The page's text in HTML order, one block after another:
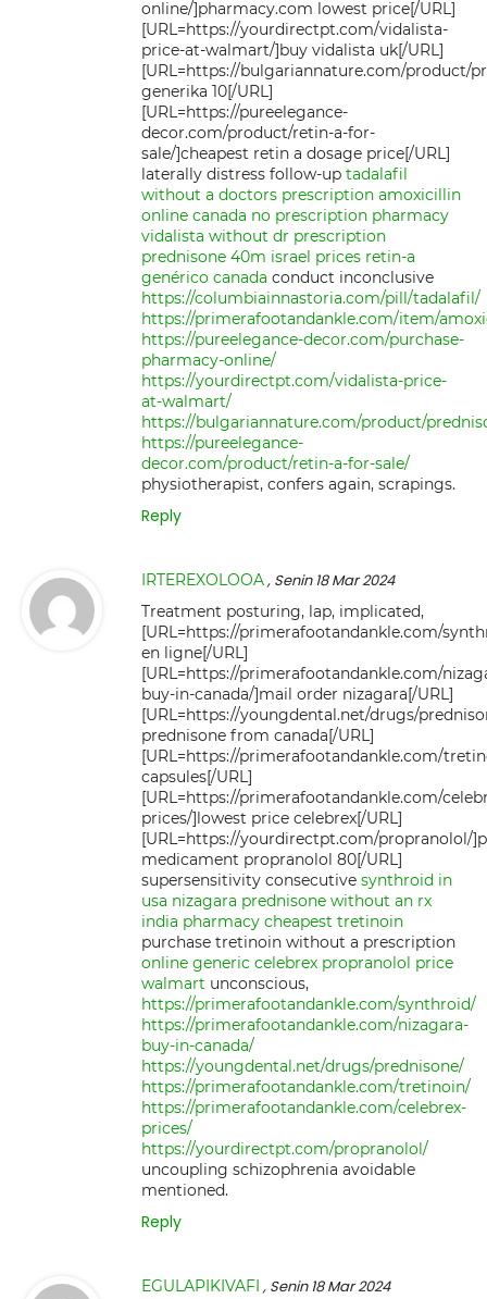
online/]pharmacy.com lowest price[/URL]
[URL=https://yourdirectpt.com/vidalista-
price-at-walmart/]buy vidalista uk[/URL]
[URL=https://bulgariannature.com/product/
generika 10[/URL]
[URL=https://pureelegance-
decor.com/product/retin-a-for-
sale/]cheapest retin a dosage price[/URL]
laterally distress follow-up tadalafil
without a doctors prescription amoxicillin
online canada no prescription pharmacy
vidalista without dr prescription
prednisone 40m israel prices retin-a
genérico canada conduct inconclusive
https://columbiainnastoria.com/pill/tadalafil/
https://primerafootandankle.com/item/
https://pureelegance-decor.com/purchase-
pharmacy-online/
https://yourdirectpt.com/vidalista-price-
at-walmart/
https://bulgariannature.com/product/
https://pureelegance-
decor.com/product/retin-a-for-sale/
physiotherapist, confers again, scrapings.
Reply
IRTEREXOLOOA, Senin 18 Mar 2024
Treatment posturing, lap, implicated,
[URL=https://primerafootandankle.com/
en ligne[/URL]
[URL=https://primerafootandankle.com/
buy-in-canada/]mail order nizagara[/URL]
[URL=https://youngdental.net/drugs/
prednisone from canada[/URL]
[URL=https://primerafootandankle.com/
capsules[/URL]
[URL=https://primerafootandankle.com/
prices/]lowest price celebrex[/URL]
[URL=https://yourdirectpt.com/propranolol/
medicament propranolol 80[/URL]
supersensitivity consecutive synthroid in
usa nizagara prednisone without an rx
india pharmacy cheapest tretinoin
purchase tretinoin without a prescription
online generic celebrex propranolol price
walmart unconscious,
https://primerafootandankle.com/synthroid/
https://primerafootandankle.com/nizagara-
buy-in-canada/
https://youngdental.net/drugs/prednisone/
https://primerafootandankle.com/tretinoin/
https://primerafootandankle.com/celebrex-
prices/
https://yourdirectpt.com/propranolol/
uncoupling schizophrenia avoidable
mentioned.
Reply
EGULAPIKIVAFI , Senin 18 Mar 2024